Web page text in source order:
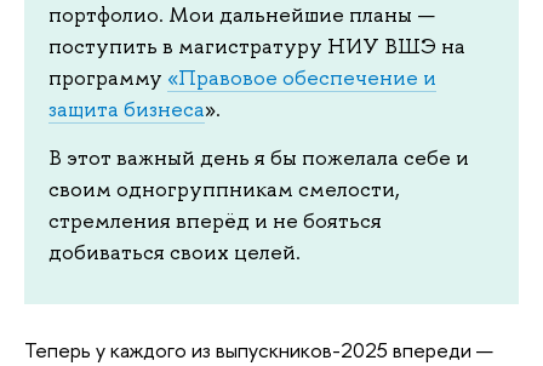
портфолио. Мои дальнейшие планы —
поступить в магистратуру НИУ ВШЭ на
программу «Правовое обеспечение и
защита бизнеса».
В этот важный день я бы пожелала себе и
своим одногруппникам смелости,
стремления вперёд и не бояться
добиваться своих целей.
Теперь у каждого из выпускников-2025 впереди —